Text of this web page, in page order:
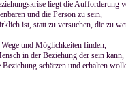
liegt die Aufforderung
und die Person zu sein,
ist, statt zu versuchen, die zu
Wege und Möglichkeiten finden,
in der Beziehung der sein kann,
schätzen und erhalten